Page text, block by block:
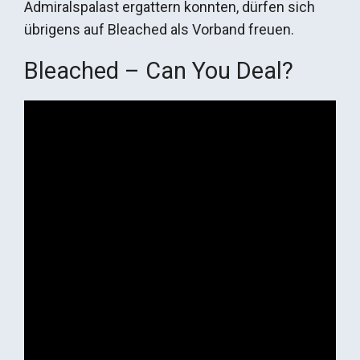
Admiralspalast ergattern konnten, dürfen sich
übrigens auf Bleached als Vorband freuen.
Bleached – Can You Deal?